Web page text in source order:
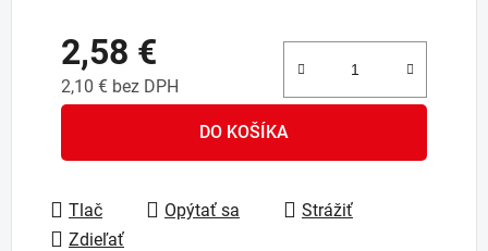
2,58 €
2,10 € bez DPH
DO KOŠÍKA
Tlač Opýtať sa
Strážiť
Zdieľať